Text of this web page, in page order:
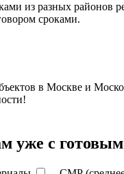
из разных районов
сроками.
в Москве и
уже с